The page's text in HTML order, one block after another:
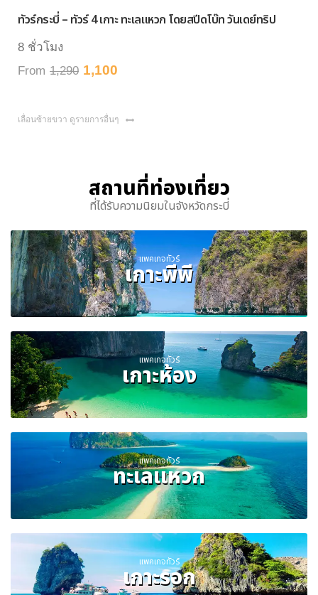
ทัวร์กระบี่ – ทัวร์ 4 เกาะ ทะเลแหวก โดยสปีดโบ๊ท วันเดย์ทริป
8 ชั่วโมง
From 1,290 1,100
เลื่อนซ้ายขวา ดูรายการอื่นๆ
สถานที่ท่องเที่ยว
ที่ได้รับความนิยมในจังหวัดกระบี่
แพคเกจทัวร์
เกาะพีพี
แพคเกจทัวร์
เกาะห้อง
แพคเกจทัวร์
ทะเลแหวก
แพคเกจทัวร์
เกาะรอก